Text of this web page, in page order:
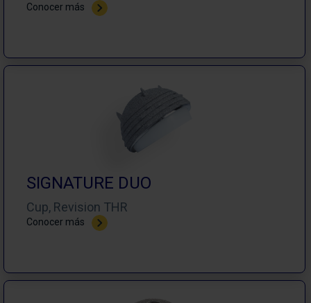
Conocer más
SIGNATURE DUO
Cup, Revision THR
Conocer más